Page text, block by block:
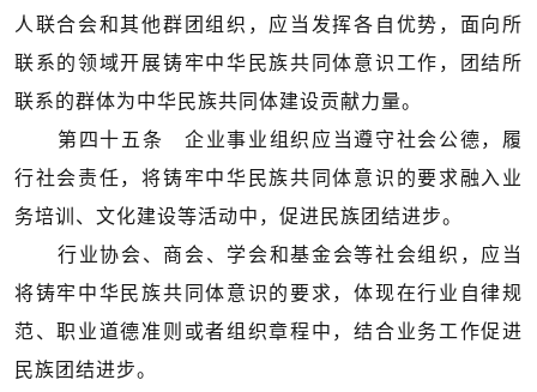
人联合会和其他群团组织，应当发挥各自优势，面向所
联系的领域开展铸牢中华民族共同体意识工作，团结所
联系的群体为中华民族共同体建设贡献力量。
第四十五条 企业事业组织应当遵守社会公德，履
行社会责任，将铸牢中华民族共同体意识的要求融入业
务培训、文化建设等活动中，促进民族团结进步。
行业协会、商会、学会和基金会等社会组织，应当
将铸牢中华民族共同体意识的要求，体现在行业自律规
范、职业道德准则或者组织章程中，结合业务工作促进
民族团结进步。